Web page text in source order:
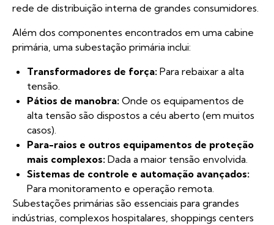
rede de distribuição interna de grandes consumidores.
Além dos componentes encontrados em uma cabine
primária, uma subestação primária inclui:
Transformadores de força: Para rebaixar a alta
tensão.
Pátios de manobra: Onde os equipamentos de
alta tensão são dispostos a céu aberto (em muitos
casos).
Para-raios e outros equipamentos de proteção
mais complexos: Dada a maior tensão envolvida.
Sistemas de controle e automação avançados:
Para monitoramento e operação remota.
Subestações primárias são essenciais para grandes
indústrias, complexos hospitalares, shoppings centers